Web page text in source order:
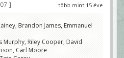
több mint 15 éve
Brandon James, Emmanuel
Murphy, Riley Cooper, David
Carl Moore